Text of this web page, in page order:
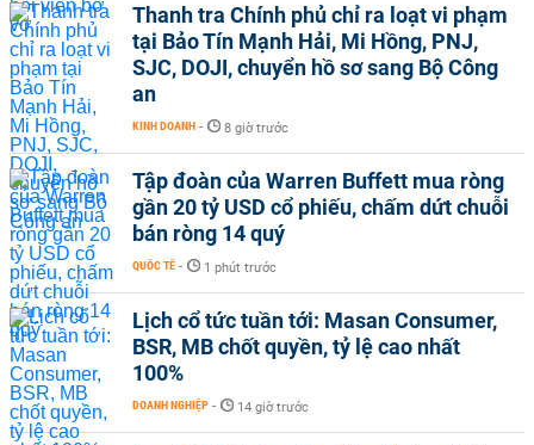
Thanh tra Chính phủ chỉ ra loạt vi phạm
tại Bảo Tín Mạnh Hải, Mi Hồng, PNJ,
SJC, DOJI, chuyển hồ sơ sang Bộ Công
an
KINH DOANH - 8 giờ trước
Tập đoàn của Warren Buffett mua ròng
gần 20 tỷ USD cổ phiếu, chấm dứt chuỗi
bán ròng 14 quý
QUỐC TẾ - 1 phút trước
Lịch cổ tức tuần tới: Masan Consumer,
BSR, MB chốt quyền, tỷ lệ cao nhất
100%
DOANH NGHIỆP - 14 giờ trước